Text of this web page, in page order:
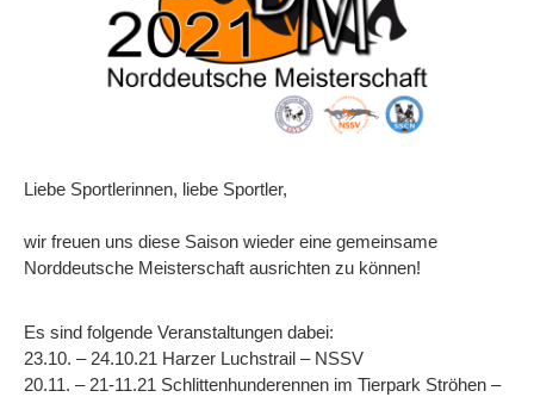
Liebe Sportlerinnen, liebe Sportler,
wir freuen uns diese Saison wieder eine gemeinsame
Norddeutsche Meisterschaft ausrichten zu können!
Es sind folgende Veranstaltungen dabei:
23.10. – 24.10.21 Harzer Luchstrail – NSSV
20.11. – 21-11.21 Schlittenhunderennen im Tierpark Ströhen –